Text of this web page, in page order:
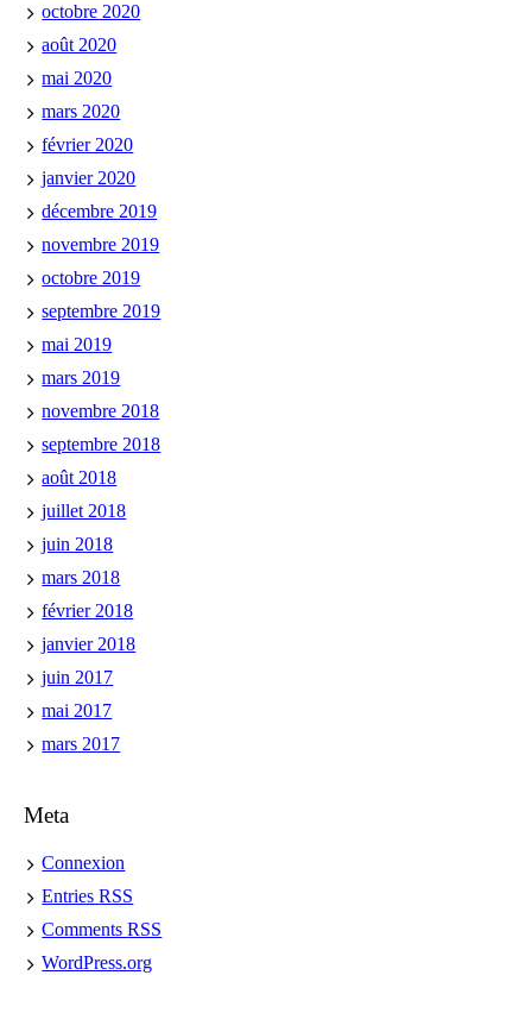
octobre 2020
août 2020
mai 2020
mars 2020
février 2020
janvier 2020
décembre 2019
novembre 2019
octobre 2019
septembre 2019
mai 2019
mars 2019
novembre 2018
septembre 2018
août 2018
juillet 2018
juin 2018
mars 2018
février 2018
janvier 2018
juin 2017
mai 2017
mars 2017
Meta
Connexion
EntriesRSS
CommentsRSS
WordPress.org